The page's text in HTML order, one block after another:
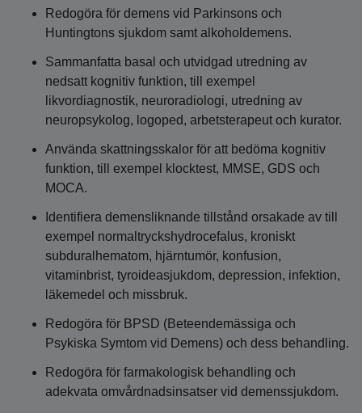
Redogöra för demens vid Parkinsons och
Huntingtons sjukdom samt alkoholdemens.
Sammanfatta basal och utvidgad utredning av
nedsatt kognitiv funktion, till exempel
likvordiagnostik, neuroradiologi, utredning av
neuropsykolog, logoped, arbetsterapeut och kurator.
Använda skattningsskalor för att bedöma kognitiv
funktion, till exempel klocktest, MMSE, GDS och
MOCA.
Identifiera demensliknande tillstånd orsakade av till
exempel normaltryckshydrocefalus, kroniskt
subduralhematom, hjärntumör, konfusion,
vitaminbrist, tyroideasjukdom, depression, infektion,
läkemedel och missbruk.
Redogöra för BPSD (Beteendemässiga och
Psykiska Symtom vid Demens) och dess behandling.
Redogöra för farmakologisk behandling och
adekvata omvårdnadsinsatser vid demenssjukdom.